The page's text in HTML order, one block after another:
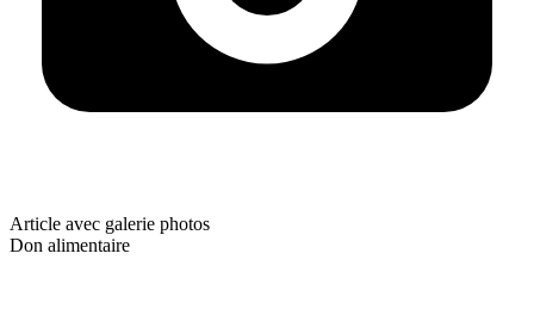
Article avec galerie photos
Don alimentaire